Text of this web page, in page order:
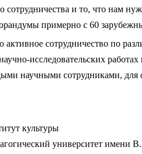
и то, что нам
примерно с 60
сотрудничество по
исследовательских
научными сотрудниками,
культуры
университет имени